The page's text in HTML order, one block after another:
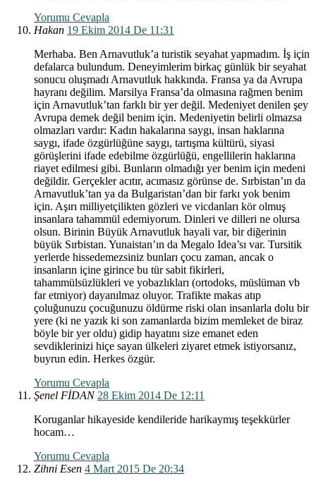
Yorumu Cevapla
Hakan 19 Ekim 2014 De 11:31
Merhaba. Ben Arnavutluk’a turistik seyahat yapmadım. İş için
defalarca bulundum. Deneyimlerim birkaç günlük bir seyahat
sonucu oluşmadı Arnavutluk hakkında. Fransa ya da Avrupa
hayranı değilim. Marsilya Fransa’da olmasına rağmen benim
için Arnavutluk’tan farklı bir yer değil. Medeniyet denilen şey
Avrupa demek değil benim için. Medeniyetin belirli olmazsa
olmazları vardır: Kadın hakalarına saygı, insan haklarına
saygı, ifade özgürlüğüne saygı, tartışma kültürü, siyasi
görüşlerini ifade edebilme özgürlüğü, engellilerin haklarına
riayet edilmesi gibi. Bunların olmadığı yer benim için medeni
değildir. Gerçekler acıtır, acımasız görünse de. Sırbistan’ın da
Arnavutluk’tan ya da Bulgaristan’dan bir farkı yok benim
için. Aşırı milliyetçilikten gözleri ve vicdanları kör olmuş
insanlara tahammül edemiyorum. Dinleri ve dilleri ne olursa
olsun. Birinin Büyük Arnavutluk hayali var, bir diğerinin
büyük Sırbistan. Yunaistan’ın da Megalo Idea’sı var. Tursitik
yerlerde hissedemezsiniz bunları çocu zaman, ancak o
insanların içine girince bu tür sabit fikirleri,
tahammülsüzlükleri ve yobazlıkları (ortodoks, müslüman vb
far etmiyor) dayanılmaz oluyor. Trafikte makas atıp
çoluğunuzu çocuğunuzu öldürme riski olan insanlarla dolu bir
yere (ki ne yazık ki son zamanlarda bizim memleket de biraz
böyle bir yer oldu) gidip hayatını size emanet eden
sevdiklerinizi hiçe sayan ülkeleri ziyaret etmek istiyorsanız,
buyrun edin. Herkes özgür.
Yorumu Cevapla
Şenel FİDAN 28 Ekim 2014 De 12:11
Koruganlar hikayeside kendileride harikaymış teşekkürler
hocam…
Yorumu Cevapla
Zihni Esen 4 Mart 2015 De 20:34